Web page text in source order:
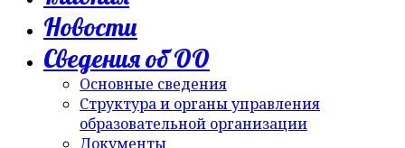
Новости
Сведения об ОО
Основные сведения
Структура и органы управления
образовательной организации
Документы